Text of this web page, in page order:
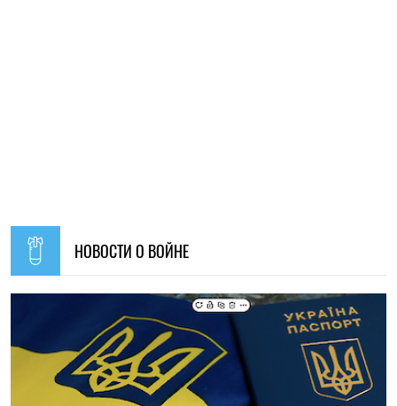
19:30, 07.08.2026
Украинцев за границей приглашают присоединиться к
созданию Сети единства: как подать предложения
Алена Ткалич